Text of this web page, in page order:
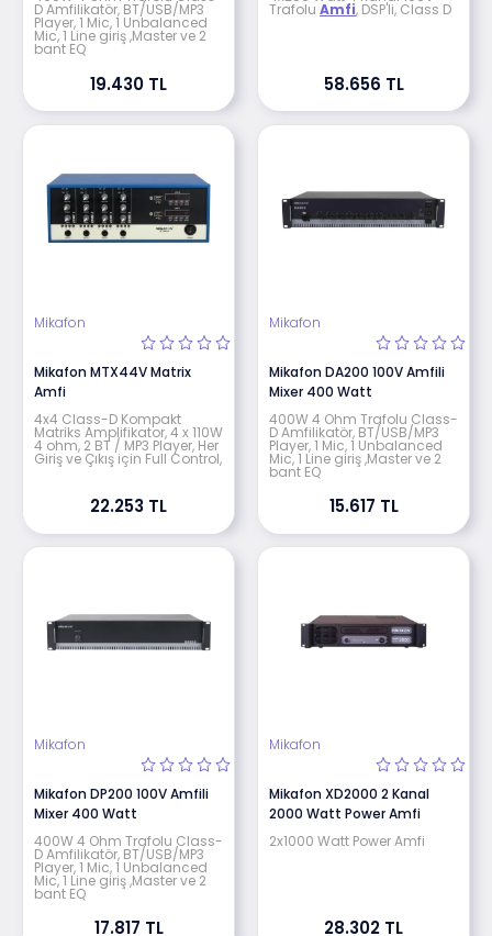
D Amfilikatör, BT/USB/MP3
Player, 1 Mic, 1 Unbalanced
Mic, 1 Line giriş ,Master ve 2
bant EQ
19.430 TL
Trafolu Amfi, DSP'li, Class D
58.656 TL
Mikafon
Mikafon MTX44V Matrix
Amfi
4x4 Class-D Kompakt
Matriks Amplifikator, 4 x 110W
4 ohm, 2 BT / MP3 Player, Her
Giriş ve Çıkış için Full Control,
22.253 TL
Mikafon
Mikafon DA200 100V Amfili
Mixer 400 Watt
400W 4 Ohm Trafolu Class-
D Amfilikatör, BT/USB/MP3
Player, 1 Mic, 1 Unbalanced
Mic, 1 Line giriş ,Master ve 2
bant EQ
15.617 TL
Mikafon
Mikafon DP200 100V Amfili
Mixer 400 Watt
400W 4 Ohm Trafolu Class-
D Amfilikatör, BT/USB/MP3
Player, 1 Mic, 1 Unbalanced
Mic, 1 Line giriş ,Master ve 2
bant EQ
17.817 TL
Mikafon
Mikafon XD2000 2 Kanal
2000 Watt Power Amfi
2x1000 Watt Power Amfi
28.302 TL